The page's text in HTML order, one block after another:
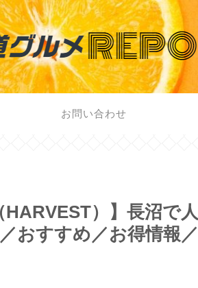
お問い合わせ
）】長沼で人
おすすめ／お得情報／